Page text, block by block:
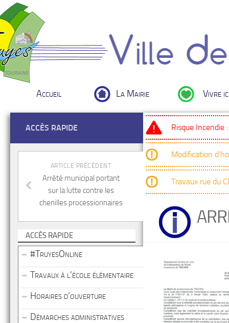
Accueil La Mairie Vivre
Risque Incendie
Modification
Travaux rue du
ACCÈS RAPIDE
ARTICLE PRÉCÉDENT
Arrêté municipal portant
sur la lutte contre les
chenilles processionnaires
ACCÈS RAPIDE
#TruyesOnline
Travaux à l’école élémentaire
Horaires d’ouverture
Démarches administratives